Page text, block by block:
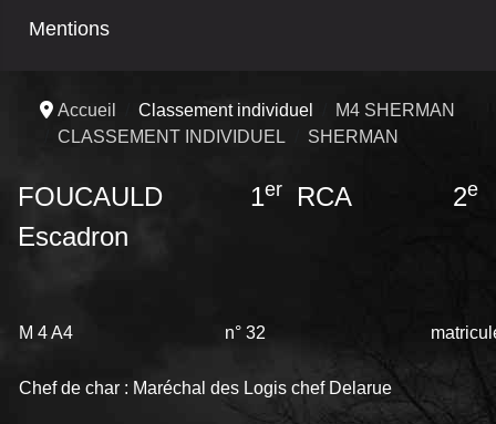
Mentions
Accueil Classement individuel
M4 SHERMAN
CLASSEMENT INDIVIDUEL
SHERMAN
FOUCAULD 1erRCA 2e
Escadron
M 4 A4 n° 32
Chef de char : Maréchal des Logis chef Delarue